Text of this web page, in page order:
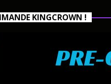
KINGCROWN !